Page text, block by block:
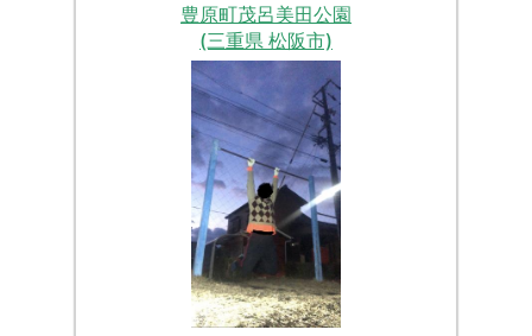
豊原町茂呂美田公園
(三重県 松阪市)